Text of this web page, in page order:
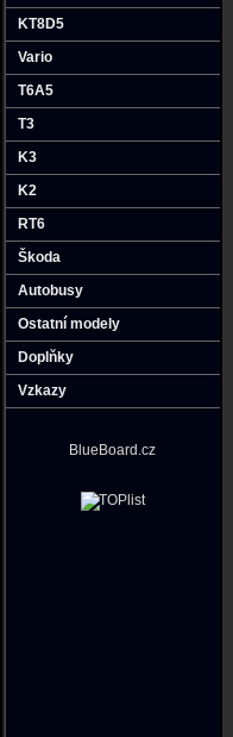
KT8D5
Vario
T6A5
T3
K3
K2
RT6
Škoda
Autobusy
Ostatní modely
Doplňky
Vzkazy
BlueBoard.cz